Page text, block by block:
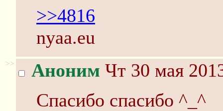
>>4816
nyaa.eu
>> Аноним Чт 30 мая
Спасибо спасибо ^_^